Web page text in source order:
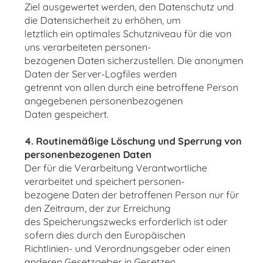
Ziel ausgewertet werden, den Datenschutz und
die Datensicherheit zu erhöhen, um
letztlich ein optimales Schutzniveau für die von
uns verarbeiteten personen-
bezogenen Daten sicherzustellen. Die anonymen
Daten der Server-Logfiles werden
getrennt von allen durch eine betroffene Person
angegebenen personenbezogenen
Daten gespeichert.
4. Routinemäßige Löschung und Sperrung von
personenbezogenen Daten
Der für die Verarbeitung Verantwortliche
verarbeitet und speichert personen-
bezogene Daten der betroffenen Person nur für
den Zeitraum, der zur Erreichung
des Speicherungszwecks erforderlich ist oder
sofern dies durch den Europäischen
Richtlinien- und Verordnungsgeber oder einen